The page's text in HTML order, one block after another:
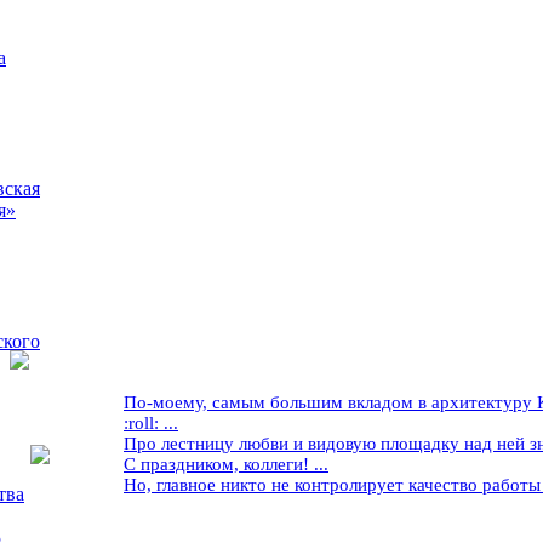
По-моему, самым большим вкладом в архитектуру
:roll: ...
Про лестницу любви и видовую площадку над ней
С праздником, коллеги! ...
Но, главное никто не контролирует качество